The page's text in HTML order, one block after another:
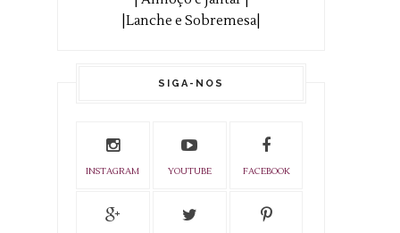
|Lanche e Sobremesa|
SIGA-NOS
INSTAGRAM YOUTUBE FACEBOOK